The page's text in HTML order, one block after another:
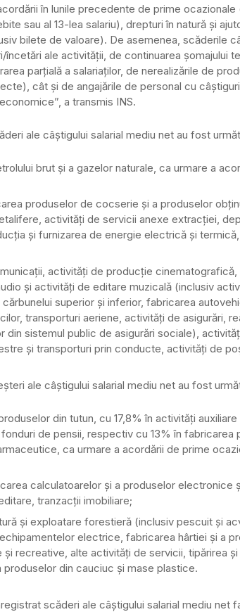
în lunile precedente de prime ocazionale
sau al 13-lea salariu), drepturi în natură şi
bilete de valoare). De asemenea, scăderile
ale activităţii, de continuarea şomajului
parţială a salariaţilor, de nerealizările de
cât şi de angajările de personal cu
a transmis INS.
ale câştigului salarial mediu net au fost
brut şi a gazelor naturale, ca urmare a
produselor de cocserie şi a produselor
activităţi de servicii anexe extracţiei,
şi furnizarea de energie electrică şi
activităţi de producţie
şi activităţi de editare muzicalǎ (inclusiv
superior şi inferior, fabricarea
transporturi aeriene, activităţi de asigurări,
din sistemul public de asigurări sociale),
şi transporturi prin conducte, activităţi de
ale câştigului salarial mediu net au fost
din tutun, cu 17,8% în activităţi
de pensii, respectiv cu 13% în
ca urmare a acordării de prime
calculatoarelor şi a produselor electronice
tranzacţii imobiliare;
şi exploatare forestieră (inclusiv pescuit şi
electrice, fabricarea hârtiei şi a
recreative, alte activităţi de servicii, tipărirea
produselor din cauciuc şi mase plastice.
scăderi ale câştigului salarial mediu net